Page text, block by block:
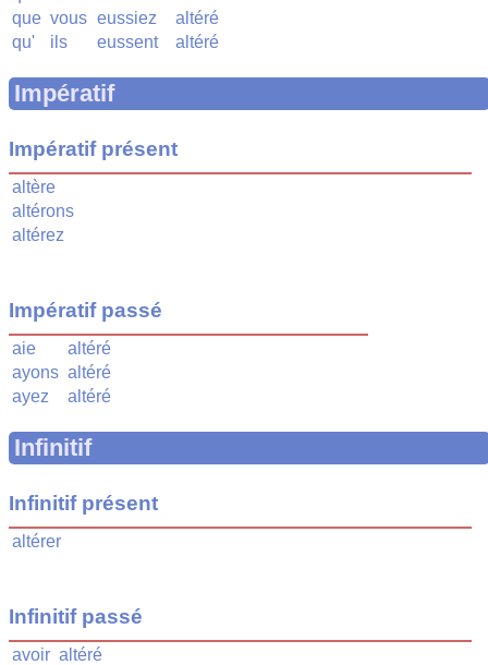
que vous eussiez
altéré
qu'
ils eussent altéré
Impératif
Impératif présent
altère
altérons
altérez
Impératif passé
aie
altéré
ayons altéré
ayez
altéré
Infinitif
Infinitif présent
altérer
Infinitif passé
avoir altéré